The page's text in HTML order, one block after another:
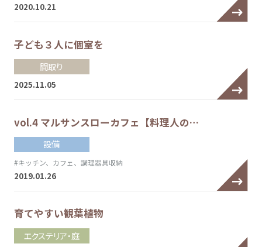
2020.10.21
子ども３人に個室を
間取り
2025.11.05
vol.4 マルサンスローカフェ【料理人の…
設備
#キッチン、カフェ、調理器具収納
2019.01.26
育てやすい観葉植物
エクステリア・庭